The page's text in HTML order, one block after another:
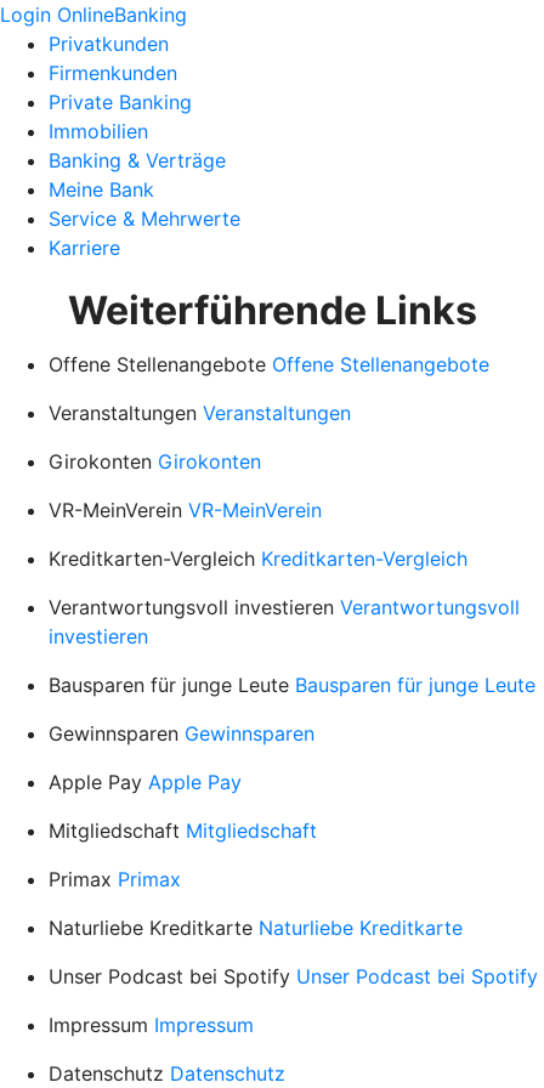
Login OnlineBanking
Privatkunden
Firmenkunden
Private Banking
Immobilien
Banking & Verträge
Meine Bank
Service & Mehrwerte
Karriere
Weiterführende Links
Offene Stellenangebote Offene Stellenangebote
Veranstaltungen Veranstaltungen
Girokonten Girokonten
VR-MeinVerein VR-MeinVerein
Kreditkarten-Vergleich Kreditkarten-Vergleich
Verantwortungsvoll investieren Verantwortungsvoll
investieren
Bausparen für junge Leute Bausparen für junge Leute
Gewinnsparen Gewinnsparen
Apple Pay Apple Pay
Mitgliedschaft Mitgliedschaft
Primax Primax
Naturliebe Kreditkarte Naturliebe Kreditkarte
Unser Podcast bei Spotify Unser Podcast bei Spotify
Impressum Impressum
Datenschutz Datenschutz